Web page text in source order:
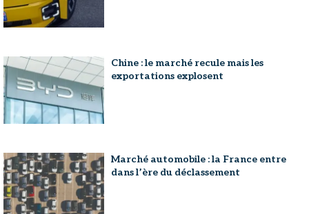
Chine : le marché recule mais les
exportations explosent
Marché automobile : la France entre
dans l’ère du déclassement